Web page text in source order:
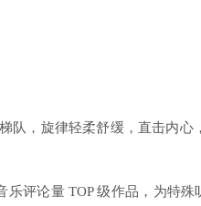
队，旋律轻柔舒缓，直击内
乐评论量 TOP 级作品，为特